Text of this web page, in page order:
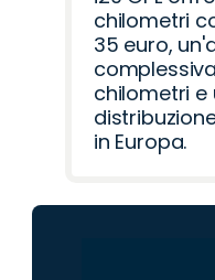
chilometri
35 euro,
chilometri e
in Europa.